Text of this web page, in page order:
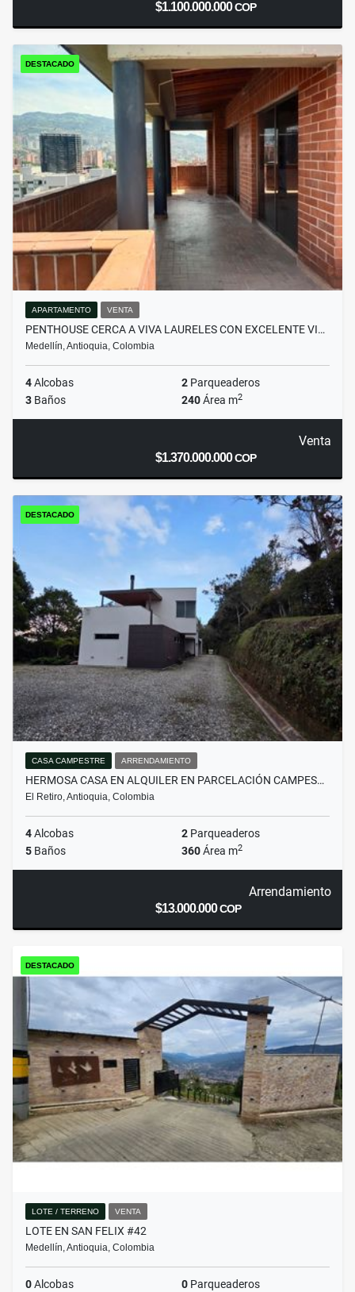
$1.100.000.000COP
DESTACADO
APARTAMENTO VENTA
PENTHOUSE CERCA A VIVA LAURELES CON EXCELENTE VI…
Medellín, Antioquia, Colombia
4Alcobas 2 Parqueaderos
3 Baños 240Área m2
Venta
$1.370.000.000COP
DESTACADO
CASA CAMPESTRE ARRENDAMIENTO
HERMOSA CASA EN ALQUILER EN PARCELACIÓN CAMPES…
El Retiro, Antioquia, Colombia
4Alcobas 2 Parqueaderos
5 Baños 360Área m2
Arrendamiento
$13.000.000COP
DESTACADO
LOTE / TERRENO VENTA
LOTE EN SAN FELIX #42
Medellín, Antioquia, Colombia
0Alcobas 0 Parqueaderos